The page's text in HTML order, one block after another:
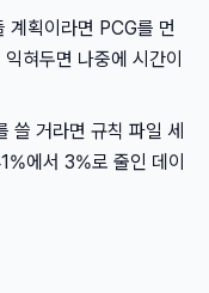
계획이라면 PCG를 먼
혀두면 나중에 시간이
쓸 거라면 규칙 파일 세
에서 3%로 줄인 데이